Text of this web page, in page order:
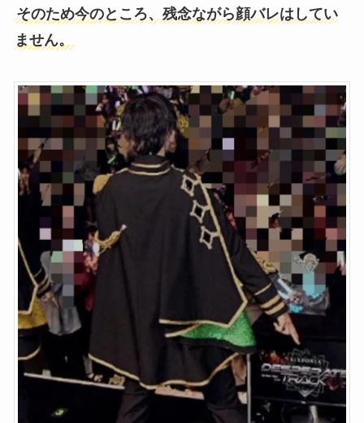
そのため今のところ、残念ながら顔バレはしてい
ません。